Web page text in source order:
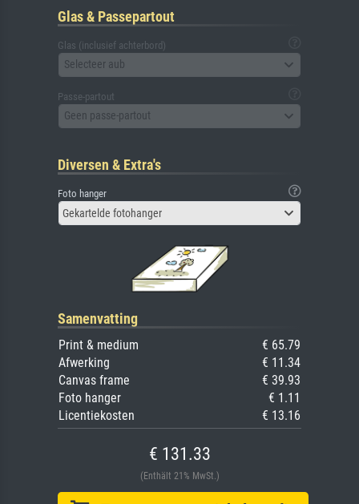
Glas & Passepartout
Glas (inclusief achterbord)
Selecteer aub
Passe-partout
Geen passe-partout
Diversen & Extra's
Foto hanger
Gekartelde fotohanger
Samenvatting
Print & medium
€ 65.79
Afwerking
€ 11.34
Canvas frame
€ 39.93
Foto hanger
€ 1.11
Licentiekosten
€ 13.16
€ 131.33
(Enthält 21% MwSt.)